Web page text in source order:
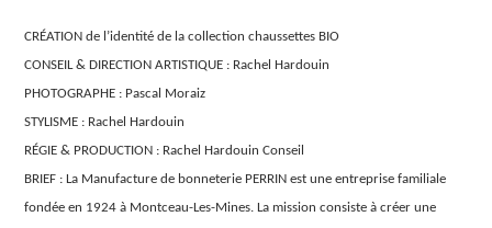
CRÉATION de l’identité de la collection chaussettes BIO
CONSEIL & DIRECTION ARTISTIQUE : Rachel Hardouin
PHOTOGRAPHE : Pascal Moraiz
STYLISME : Rachel Hardouin
RÉGIE & PRODUCTION : Rachel Hardouin Conseil
BRIEF : La Manufacture de bonneterie PERRIN est une entreprise familiale
fondée en 1924 à Montceau-Les-Mines. La mission consiste à créer une